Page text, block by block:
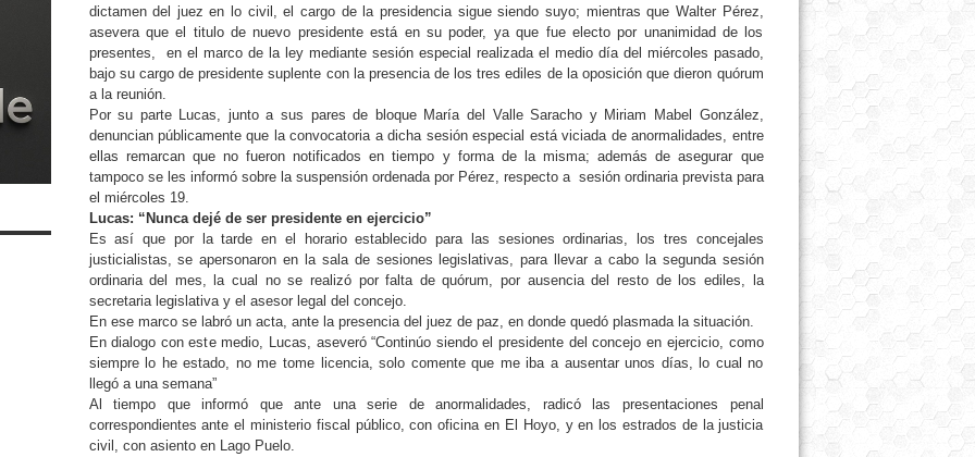
dictamen del juez en lo civil, el cargo de la presidencia sigue siendo suyo; mientras que Walter Pérez,
asevera que el titulo de nuevo presidente está en su poder, ya que fue electo por unanimidad de los
presentes, en el marco de la ley mediante sesión especial realizada el medio día del miércoles pasado,
bajo su cargo de presidente suplente con la presencia de los tres ediles de la oposición que dieron quórum
a la reunión.
Por su parte Lucas, junto a sus pares de bloque María del Valle Saracho y Miriam Mabel González,
denuncian públicamente que la convocatoria a dicha sesión especial está viciada de anormalidades, entre
ellas remarcan que no fueron notificados en tiempo y forma de la misma; además de asegurar que
tampoco se les informó sobre la suspensión ordenada por Pérez, respecto a sesión ordinaria prevista para
el miércoles 19.
Lucas: “Nunca dejé de ser presidente en ejercicio”
Es así que por la tarde en el horario establecido para las sesiones ordinarias, los tres concejales
justicialistas, se apersonaron en la sala de sesiones legislativas, para llevar a cabo la segunda sesión
ordinaria del mes, la cual no se realizó por falta de quórum, por ausencia del resto de los ediles, la
secretaria legislativa y el asesor legal del concejo.
En ese marco se labró un acta, ante la presencia del juez de paz, en donde quedó plasmada la situación.
En dialogo con este medio, Lucas, aseveró “Continúo siendo el presidente del concejo en ejercicio, como
siempre lo he estado, no me tome licencia, solo comente que me iba a ausentar unos días, lo cual no
llegó a una semana”
Al tiempo que informó que ante una serie de anormalidades, radicó las presentaciones penal
correspondientes ante el ministerio fiscal público, con oficina en El Hoyo, y en los estrados de la justicia
civil, con asiento en Lago Puelo.